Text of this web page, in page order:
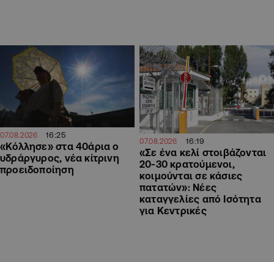
07.08.2026 16:25
«Κόλλησε» στα 40άρια ο
υδράργυρος, νέα κίτρινη
προειδοποίηση
07.08.2026 16:19
«Σε ένα κελί στοιβάζονται
20-30 κρατούμενοι,
κοιμούνται σε κάσιες
πατατών»: Νέες
καταγγελίες από Ισότητα
για Κεντρικές